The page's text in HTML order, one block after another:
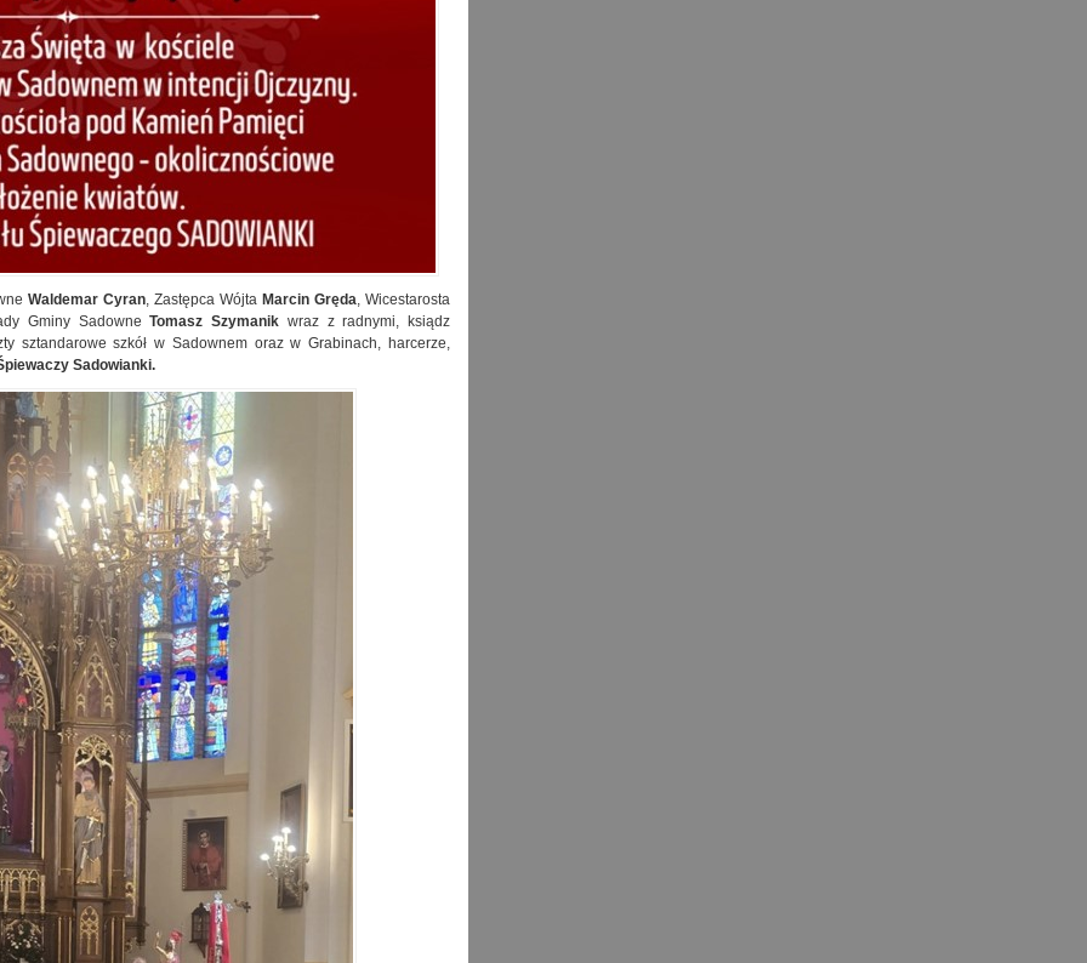
Waldemar Cyran, Zastępca Wójta Marcin Gręda, Wicestarosta
Gminy SadowneTomasz Szymanik wraz z radnymi, ksiądz
sztandarowe szkół w Sadownem oraz w Grabinach, harcerze,
Sadowianki.